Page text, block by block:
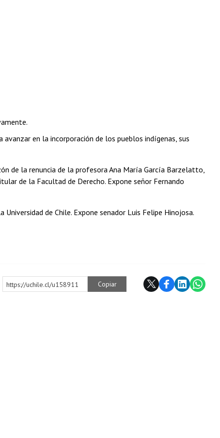
en la incorporación de los pueblos indígenas, sus
de la renuncia de la profesora Ana María García Barzelatto,
de la Facultad de Derecho. Expone señor Fernando
de Chile. Expone senador Luis Felipe Hinojosa.
https://uchile.cl/u158911 Copiar